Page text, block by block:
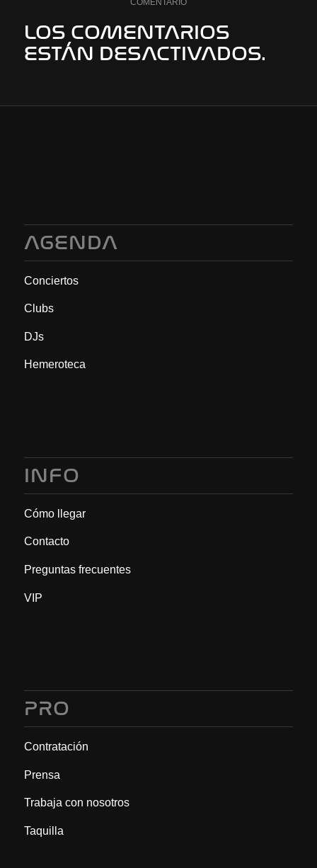
COMENTARIO
LOS COMENTARIOS
ESTÁN DESACTIVADOS.
AGENDA
Conciertos
Clubs
DJs
Hemeroteca
INFO
Cómo llegar
Contacto
Preguntas frecuentes
VIP
PRO
Contratación
Prensa
Trabaja con nosotros
Taquilla